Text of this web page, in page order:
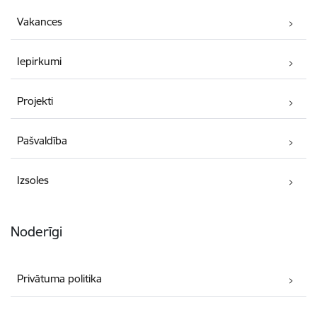
Vakances
Iepirkumi
Projekti
Pašvaldība
Izsoles
Noderīgi
Privātuma politika